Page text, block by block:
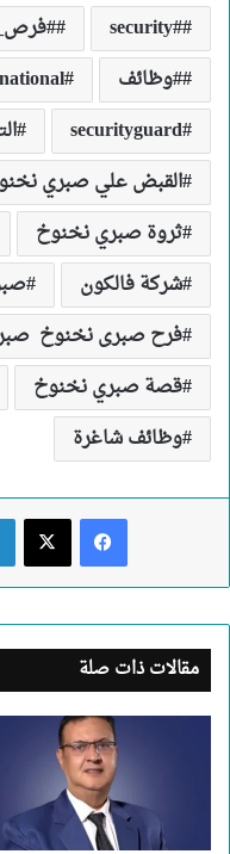
#security
#وظائف
securityguard
القبض علي صبري
ثروة صبري نخنوخ
شركة فالكون
فرح صبرى نخنوخ
قصة صبري نخنوخ
وظائف شاغرة
مقالات ذات صلة